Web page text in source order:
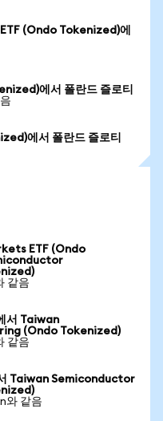
(Ondo Tokenized)에
에서 폴란드 즐로티
에서 폴란드 즐로티
ETF (Ondo
같음
서 Taiwan
(Ondo Tokenized)
같음
Taiwan Semiconductor
와 같음